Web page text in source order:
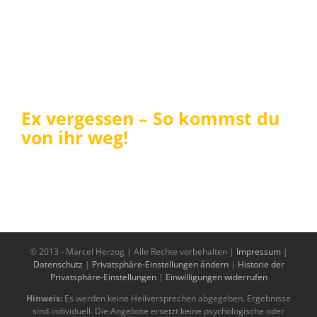
Ex vergessen – So kommst du
von ihr weg!
© 2013 - Marcel Herzog | Alle Rechte vorbehalten | Impressum |
Datenschutz | Privatsphäre-Einstellungen ändern| Historie der
Privatsphäre-Einstellungen| Einwilligungen widerrufen
Hinweis: Es werden keine Heilversprechen abgegeben. Ergebnisse
sind individuell. Die Angebote ersetzt keine psychologische oder